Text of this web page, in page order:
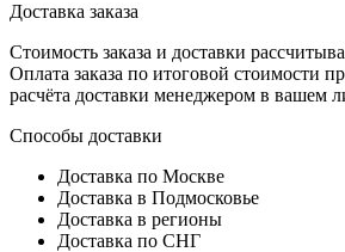
Доставка заказа
Стоимость заказа и доставки
Оплата заказа по итоговой стоимости
расчёта доставки менеджером в вашем
Способы доставки
Доставка по Москве
Доставка в Подмосковье
Доставка в регионы
Доставка по СНГ